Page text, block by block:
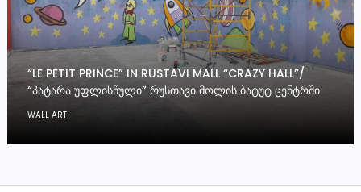
“LE PETIT PRINCE” IN RUSTAVI MALL “CRAZY HALL”/
“ᲞᲐᲢᲐᲠᲐ ᲣᲤᲚᲘᲡᲬᲣᲚᲘ” ᲠᲣᲡᲗᲐᲕᲘ ᲛᲝᲚᲘᲡ ᲑᲐᲢᲣᲢ ᲪᲔᲜᲢᲠᲨᲘ
WALL ART